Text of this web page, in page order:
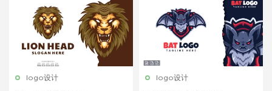
logo设计 logo设计